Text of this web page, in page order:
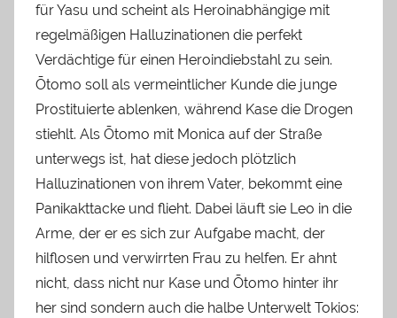
für Yasu und scheint als Heroinabhängige mit
regelmäßigen Halluzinationen die perfekt
Verdächtige für einen Heroindiebstahl zu sein.
Ōtomo soll als vermeintlicher Kunde die junge
Prostituierte ablenken, während Kase die Drogen
stiehlt. Als Ōtomo mit Monica auf der Straße
unterwegs ist, hat diese jedoch plötzlich
Halluzinationen von ihrem Vater, bekommt eine
Panikakttacke und flieht. Dabei läuft sie Leo in die
Arme, der er es sich zur Aufgabe macht, der
hilflosen und verwirrten Frau zu helfen. Er ahnt
nicht, dass nicht nur Kase und Ōtomo hinter ihr
her sind sondern auch die halbe Unterwelt Tokios: